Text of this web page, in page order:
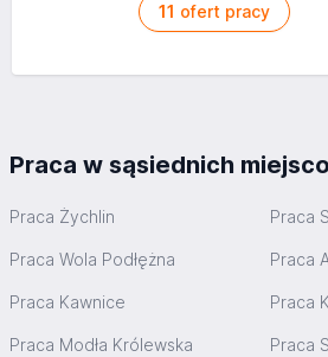
11 ofert pracy
Praca w sąsiednich
Praca Żychlin Praca
Praca Wola Podłężna Praca
Praca Kawnice Praca
Praca Modła Królewska Praca